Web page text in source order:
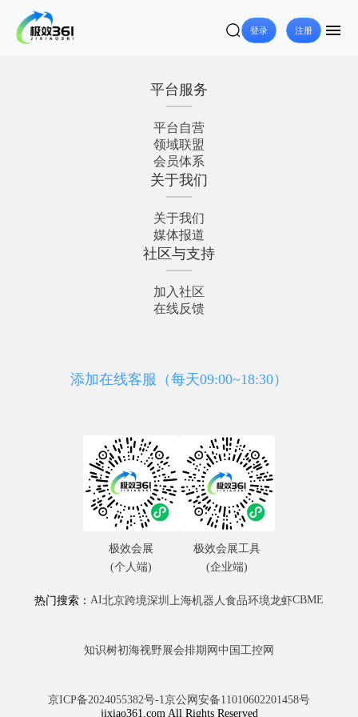
登录 注册
平台服务
平台自营
领域联盟
会员体系
关于我们
关于我们
媒体报道
社区与支持
加入社区
在线反馈
添加在线客服（每天09:00~18:30）
热门搜索： AI北京跨境深圳 上海机器人食品环境龙虾CBME
知识树初海视野展会排期网 中国工控网
京ICP备2024055382号-1京公网安备11010602201458号
jixiao361.com All Rights Reserved
极效会展
(个人端)
极效会展工具
(企业端)